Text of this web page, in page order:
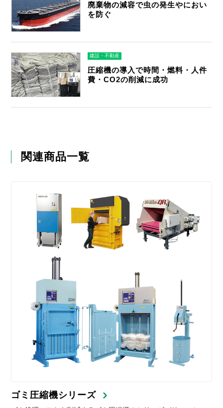
廃棄物の減容で虫の発生やにおい
を防ぐ
建設・不動産
圧縮機の導入で時間・燃料・人件
費・CO2の削減に成功
関連商品一覧
ゴミ圧縮機シリーズ